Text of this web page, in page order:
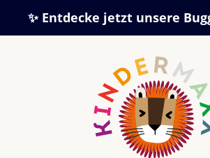
✨ Entdecke jetzt unsere